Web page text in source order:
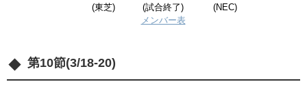
(東芝)
(試合終了)
メンバー表
(NEC)
第10節(3/18-20)